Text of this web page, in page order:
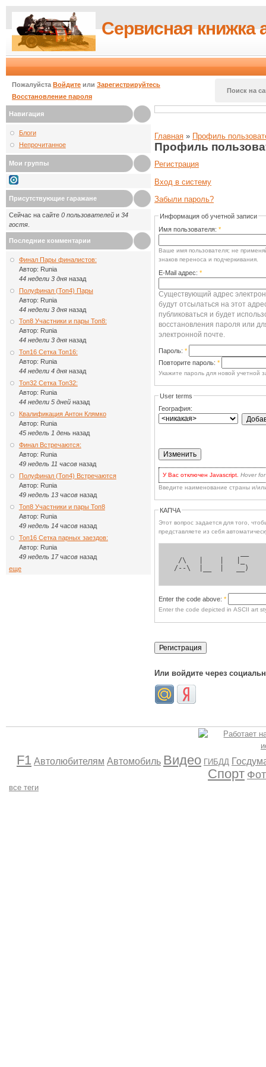
Сервисная книжка
Пожалуйста Войдите или Зарегистрируйтесь
Восстановление пароля
Поиск на
Навигация
Блоги
Непрочитанное
Мои группы
Присутствующие гаражане
Сейчас на сайте 0 пользователей и 34
гостя
Последние комментарии
Финал Пары финалистов:
Автор: Runia
44 недели 3 дняназад
Полуфинал (Топ4) Пары
Автор: Runia
44 недели 3 дняназад
Топ8 Участники и пары Топ8:
Автор: Runia
44 недели 3 дняназад
Топ16 Сетка Топ16:
Автор: Runia
44 недели 4 дняназад
Топ32 Сетка Топ32:
Автор: Runia
44 недели 5 днейназад
Квалификация Антон Клямко
Автор: Runia
45 недель 1 день назад
Финал Встречаются:
Автор: Runia
49 недель 11 часовназад
Полуфинал (Топ4) Встречаются
Автор: Runia
49 недель 13 часовназад
Топ8 Участники и пары Топ8
Автор: Runia
49 недель 14 часовназад
Топ16 Сетка парных заездов:
Автор: Runia
49 недель 17 часовназад
еще
Главная » Профиль
Профиль
Регистрация
Вход в систему
Забыли пароль?
Информация об учетной записи
Имя пользователя: *
Ваше имя пользователя; не
знаков переноса и подчеркивания.
E-Mail адрес: *
Существующий адрес
будут отсылаться на этот
публиковаться и будет
восстановления пароля или
электронной почте.
Пароль: *
Повторите пароль: *
Укажите пароль для новой учетной
User terms
География:
У Вас отключен Javascript. Hover
для волнения: вы по-прежнему
есть два варианта:
наиболее продвинутых.
Кликать на кнопкеUpdate
dropbox you'd like to remove.
Введите наименование страны и/
КАПЧА
Этот вопрос задается для того, чтобы
представляете из себя
  /\   |    |   |_
/--\  |__  |   __)
Enter the code above: *
Enter the code depicted in ASCII art
Или войдите через
F1 Автолюбителям Автомобиль Видео ГИБДД
Спорт
все теги